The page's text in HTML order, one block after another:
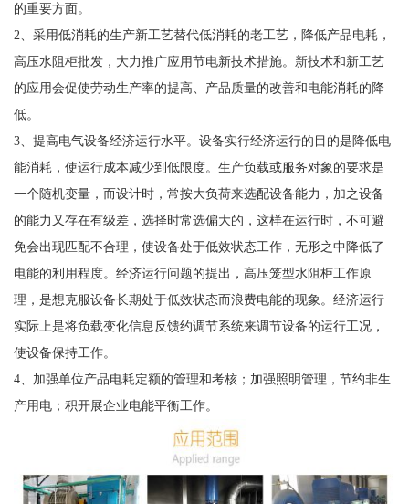
的重要方面。
2、采用低消耗的生产新工艺替代低消耗的老工艺，降低产品电耗，
高压水阻柜批发，大力推广应用节电新技术措施。新技术和新工艺
的应用会促使劳动生产率的提高、产品质量的改善和电能消耗的降
低。
3、提高电气设备经济运行水平。设备实行经济运行的目的是降低电
能消耗，使运行成本减少到低限度。生产负载或服务对象的要求是
一个随机变量，而设计时，常按大负荷来选配设备能力，加之设备
的能力又存在有级差，选择时常选偏大的，这样在运行时，不可避
免会出现匹配不合理，使设备处于低效状态工作，无形之中降低了
电能的利用程度。经济运行问题的提出，高压笼型水阻柜工作原
理，是想克服设备长期处于低效状态而浪费电能的现象。经济运行
实际上是将负载变化信息反馈约调节系统来调节设备的运行工况，
使设备保持工作。
4、加强单位产品电耗定额的管理和考核；加强照明管理，节约非生
产用电；积开展企业电能平衡工作。